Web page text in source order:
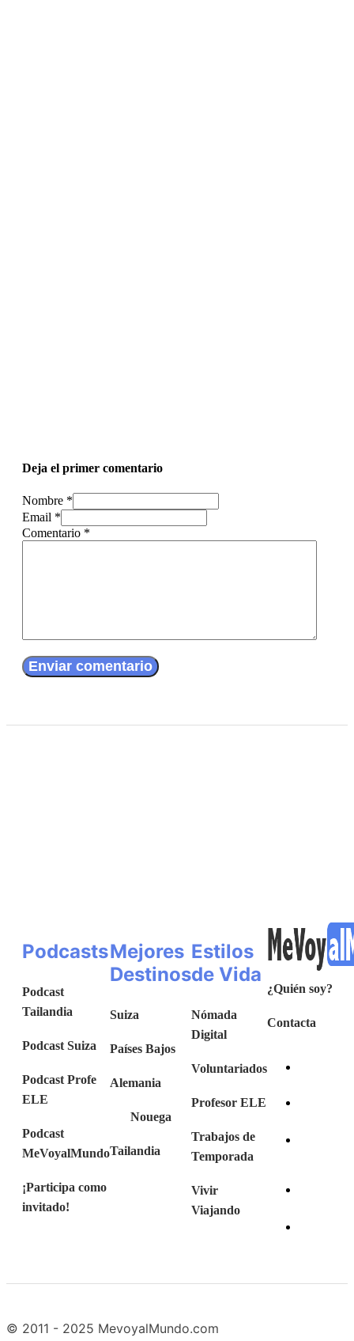
Deja el primer comentario
Nombre *
Email *
Comentario *
Podcasts
Podcast
Tailandia
Podcast Suiza
Podcast Profe
ELE
Podcast
MeVoyalMundo
¡Participa como
invitado!
Mejores
Destinos
Suiza
Países Bajos
Alemania
Nouega
Tailandia
Estilos
de Vida
Nómada
Digital
Voluntariados
Profesor ELE
Trabajos de
Temporada
Vivir
Viajando
¿Quién soy?
Contacta
© 2011 - 2025 MevoyalMundo.com